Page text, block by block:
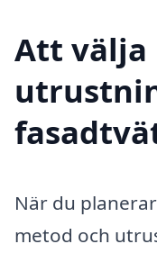
Att välja
När du
metod och